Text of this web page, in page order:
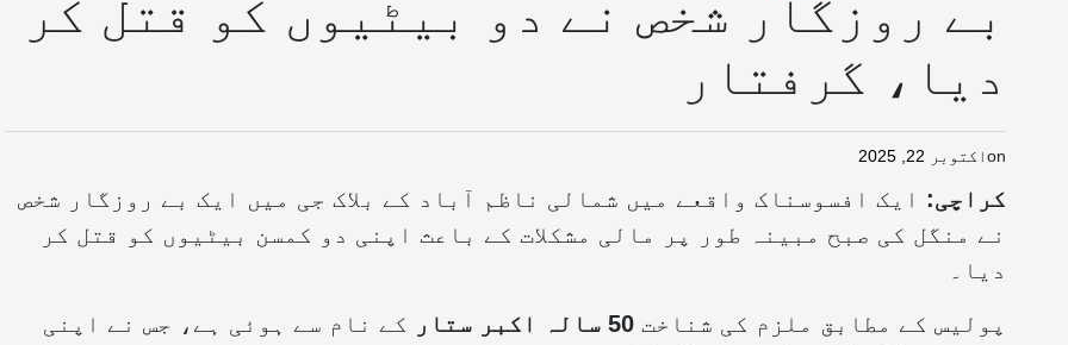
بے روزگار شخص نے دو بیٹیوں کو قتل کر
دیا، گرفتار
onاکتوبر 22, 2025
کراچی: ایک افسوسناک واقعے میں شمالی ناظم آباد کے بلاک جی میں ایک بے روزگار شخص
نے منگل کی صبح مبینہ طور پر مالی مشکلات کے باعث اپنی دو کمسن بیٹیوں کو قتل کر
دیا۔
پولیس کے مطابق ملزم کی شناخت 50 سالہ اکبر ستار
کے نام سے ہوئی ہے، جس نے اپنی